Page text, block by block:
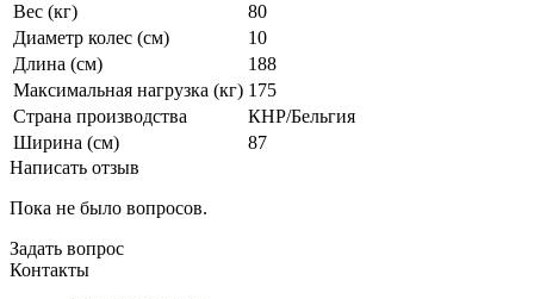
Вес (кг)
80
Диаметр колес (см)
10
Длина (см)
188
Максимальная нагрузка (кг) 175
Страна производства
КНР/Бельгия
Ширина (см)
87
Написать отзыв
Пока не было вопросов.
Задать вопрос
Контакты